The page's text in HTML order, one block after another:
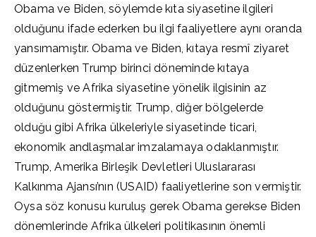
Obama ve Biden, söylemde kıta siyasetine ilgileri
olduğunu ifade ederken bu ilgi faaliyetlere aynı oranda
yansımamıştır. Obama ve Biden, kıtaya resmî ziyaret
düzenlerken Trump birinci döneminde kıtaya
gitmemiş ve Afrika siyasetine yönelik ilgisinin az
olduğunu göstermiştir. Trump, diğer bölgelerde
olduğu gibi Afrika ülkeleriyle siyasetinde ticari,
ekonomik andlaşmalar imzalamaya odaklanmıştır.
Trump, Amerika Birleşik Devletleri Uluslararası
Kalkınma Ajansı’nın (USAID) faaliyetlerine son vermiştir.
Oysa söz konusu kuruluş gerek Obama gerekse Biden
dönemlerinde Afrika ülkeleri politikasının önemli